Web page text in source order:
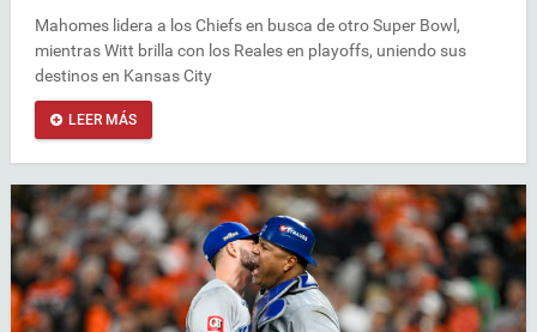
Mahomes lidera a los Chiefs en busca de otro Super Bowl,
mientras Witt brilla con los Reales en playoffs, uniendo sus
destinos en Kansas City
LEER MÁS